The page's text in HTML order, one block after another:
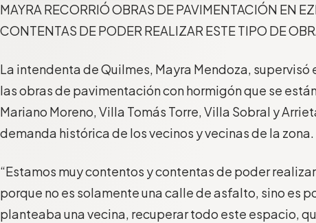
MAYRA RECORRIÓ OBRAS DE PAVIMENTACIÓN EN
CONTENTAS DE PODER REALIZAR ESTE TIPO DE
La intendenta de Quilmes, Mayra Mendoza, supervisó
las obras de pavimentación con hormigón que se
Mariano Moreno, Villa Tomás Torre, Villa Sobral y
demanda histórica de los vecinos y vecinas de la zona.
“Estamos muy contentos y contentas de poder
porque no es solamente una calle de asfalto, sino es
planteaba una vecina, recuperar todo este espacio,